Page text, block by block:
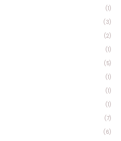
(1)
(3)
(2)
(1)
(5)
(1)
(1)
(1)
(7)
(6)